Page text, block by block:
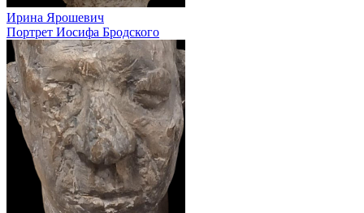
Ирина Ярошевич
Портрет Иосифа Бродского